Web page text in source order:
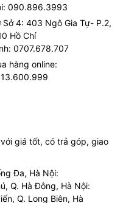
090.896.3993
Sở 4: 403 Ngô Gia Tự- P.2,
Hồ Chí
0707.678.707
hàng online:
giá tốt, có trả góp, giao
Đa, Hà Nội:
Q. Hà Đông, Hà Nội:
Q. Long Biên, Hà